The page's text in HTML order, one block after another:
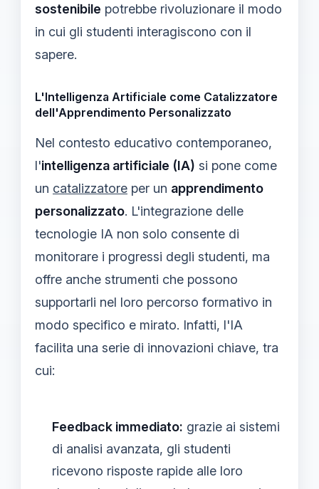
sostenibile potrebbe rivoluzionare il modo
in cui gli studenti interagiscono con il
sapere.
L'Intelligenza Artificiale come Catalizzatore
dell'Apprendimento Personalizzato
Nel contesto educativo contemporaneo,
l'intelligenza artificiale (IA) si pone come
un catalizzatore per un apprendimento
personalizzato. L'integrazione delle
tecnologie IA non solo consente di
monitorare i progressi degli studenti, ma
offre anche strumenti che possono
supportarli nel loro percorso formativo in
modo specifico e mirato. Infatti, l'IA
facilita una serie di innovazioni chiave, tra
cui:
Feedback immediato: grazie ai sistemi
di analisi avanzata, gli studenti
ricevono risposte rapide alle loro